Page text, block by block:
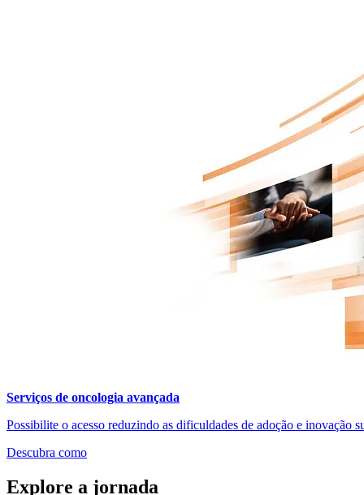
Serviços de oncologia avançada
Possibilite o acesso reduzindo as dificuldades de adoção e inovação
Descubra como
Explore a jornada